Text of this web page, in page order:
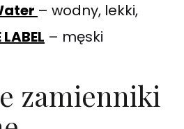
– wodny, lekki,
– męski
zamienniki